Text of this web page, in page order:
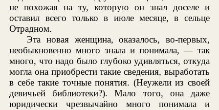
не похожая на ту, которую он знал доселе и
оставил всего только в июле месяце, в сельце
Отрадном.
Эта новая женщина, оказалось, во-первых,
необыкновенно много знала и понимала, — так
много, что надо было глубоко удивляться, откуда
могла она приобрести такие сведения, выработать
в себе такие точные понятия. (Неужели из своей
девичьей библиотеки?). Мало того, она даже
юридически чрезвычайно много понимала и